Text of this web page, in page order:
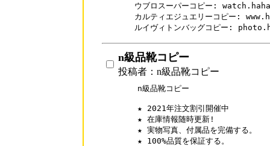
ウブロスーパーコピー:
カルティエジュエリーコピー:
ルイヴィトンバッグコピー:
n級品靴コピー
投稿者：n級品靴コピー
n級品靴コピー
★ 2021年注文割引開催中
★ 在庫情報随時更新!
★ 実物写真、付属品を完備する。
★ 100%品質を保証する。